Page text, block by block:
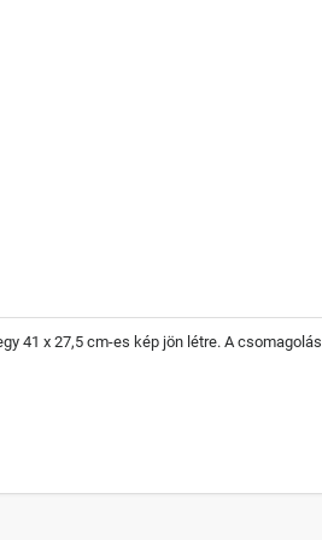
41 x 27,5 cm-es kép jön létre. A csomagolás